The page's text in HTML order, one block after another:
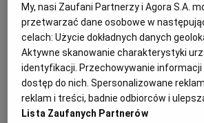
OLSZTYN
OPOLE
PŁOCK
DZIECKO
ZDROWIE
POGODA
400 g filetów z sandacza
sól, biały pieprz
200 g liści szpinaku
Sos szafranowy:
250 ml białego wytrawnego wina
200 ml śmietanki 30-proc.
My, nasi Zaufani Partnerzy i Agora S.A.
przetwarzać dane osobowe w
celach:Użycie dokładnych danych
Aktywne skanowanie charakterystyki
identyfikacji. Przechowywanie informacji
dostęp do nich. Spersonalizowane
reklam i treści, badnie odbiorców i
Lista Zaufanych Partnerów